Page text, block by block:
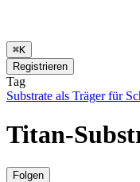
⌘K
Registrieren
Tag
Substrate als Träger für
Titan-
Folgen